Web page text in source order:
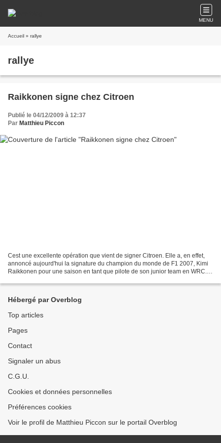
MENU
Accueil » rallye
rallye
Raikkonen signe chez Citroen
Publié le 04/12/2009 à 12:37
Par Matthieu Piccon
Cest une excellente opération que vient de signer Citroen. Elle a, en effet,
annoncé aujourd'hui la signature du champion du monde de F1 2007, Kimi
Raikkonen pour une saison en tant que pilote de son junior team en WRC.
Hébergé par Overblog
Top articles
Pages
Contact
Signaler un abus
C.G.U.
Cookies et données personnelles
Préférences cookies
Voir le profil de Matthieu Piccon sur le portail Overblog